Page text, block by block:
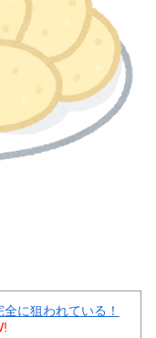
に狙われている！